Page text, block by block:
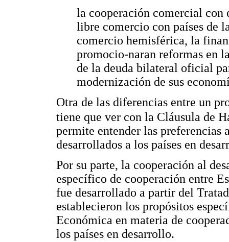
la cooperación comercial
libre comercio con países de
comercio hemisférica, la
promocio-naran reformas en
de la deuda bilateral oficial
modernización de sus
Otra de las diferencias entre un
tiene que ver con la Cláusula de
permite entender las preferencias
desarrollados a los países en
Por su parte, la cooperación al
específico de cooperación entre
fue desarrollado a partir del
establecieron los propósitos
Económica en materia de
los países en desarrollo.